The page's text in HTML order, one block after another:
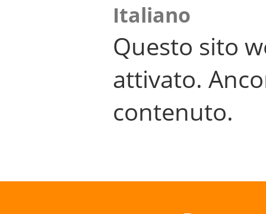
Italiano
Questo sito
attivato.
contenuto.